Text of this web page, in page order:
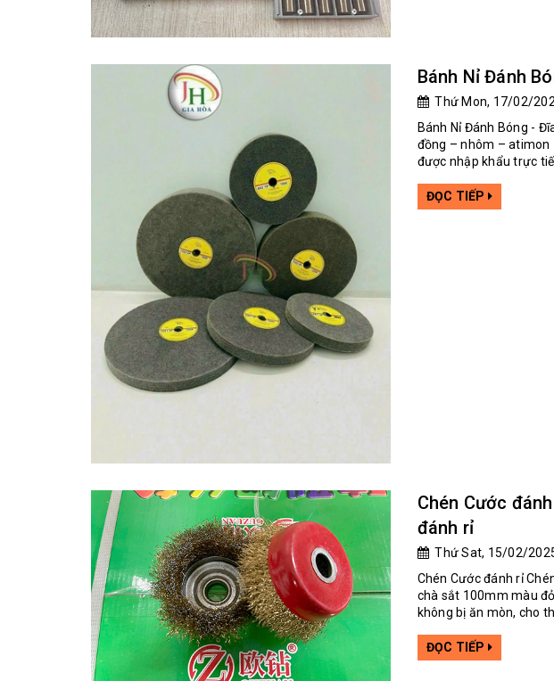
Bánh Nỉ Đánh
Thứ Mon, 17/02/
Bánh Nỉ Đánh Bóng -
đồng – nhôm – atimon
được nhập khẩu trực
ĐỌC TIẾP
Chén Cước
đánh rỉ
Thứ Sat, 15/02/
Chén Cước đánh rỉ
chà sắt 100mm màu
không bị ăn mòn, cho
ĐỌC TIẾP